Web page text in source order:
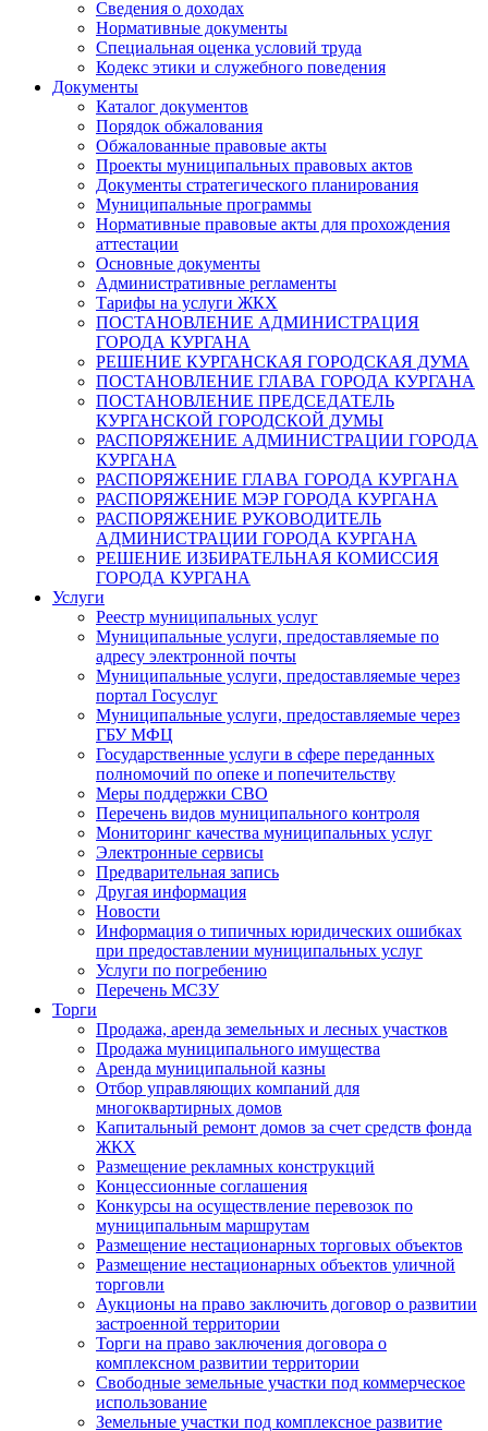
Сведения о доходах
Нормативные документы
Специальная оценка условий труда
Кодекс этики и служебного поведения
Документы
Каталог документов
Порядок обжалования
Обжалованные правовые акты
Проекты муниципальных правовых актов
Документы стратегического планирования
Муниципальные программы
Нормативные правовые акты для прохождения
аттестации
Основные документы
Административные регламенты
Тарифы на услуги ЖКХ
ПОСТАНОВЛЕНИЕ АДМИНИСТРАЦИЯ
ГОРОДА КУРГАНА
РЕШЕНИЕ КУРГАНСКАЯ ГОРОДСКАЯ ДУМА
ПОСТАНОВЛЕНИЕ ГЛАВА ГОРОДА КУРГАНА
ПОСТАНОВЛЕНИЕ ПРЕДСЕДАТЕЛЬ
КУРГАНСКОЙ ГОРОДСКОЙ ДУМЫ
РАСПОРЯЖЕНИЕ АДМИНИСТРАЦИИ ГОРОДА
КУРГАНА
РАСПОРЯЖЕНИЕ ГЛАВА ГОРОДА КУРГАНА
РАСПОРЯЖЕНИЕ МЭР ГОРОДА КУРГАНА
РАСПОРЯЖЕНИЕ РУКОВОДИТЕЛЬ
АДМИНИСТРАЦИИ ГОРОДА КУРГАНА
РЕШЕНИЕ ИЗБИРАТЕЛЬНАЯ КОМИССИЯ
ГОРОДА КУРГАНА
Услуги
Реестр муниципальных услуг
Муниципальные услуги, предоставляемые по
адресу электронной почты
Муниципальные услуги, предоставляемые через
портал Госуслуг
Муниципальные услуги, предоставляемые через
ГБУ МФЦ
Государственные услуги в сфере переданных
полномочий по опеке и попечительству
Меры поддержки СВО
Перечень видов муниципального контроля
Мониторинг качества муниципальных услуг
Электронные сервисы
Предварительная запись
Другая информация
Новости
Информация о типичных юридических ошибках
при предоставлении муниципальных услуг
Услуги по погребению
Перечень МСЗУ
Торги
Продажа, аренда земельных и лесных участков
Продажа муниципального имущества
Аренда муниципальной казны
Отбор управляющих компаний для
многоквартирных домов
Капитальный ремонт домов за счет средств фонда
ЖКХ
Размещение рекламных конструкций
Концессионные соглашения
Конкурсы на осуществление перевозок по
муниципальным маршрутам
Размещение нестационарных торговых объектов
Размещение нестационарных объектов уличной
торговли
Аукционы на право заключить договор о развитии
застроенной территории
Торги на право заключения договора о
комплексном развитии территории
Свободные земельные участки под коммерческое
использование
Земельные участки под комплексное развитие